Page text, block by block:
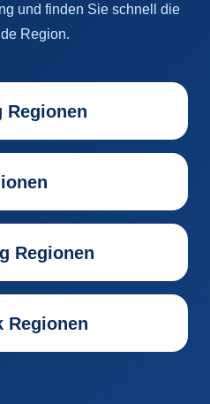
und finden Sie schnell die
Region.
Regionen
Regionen
Regionen